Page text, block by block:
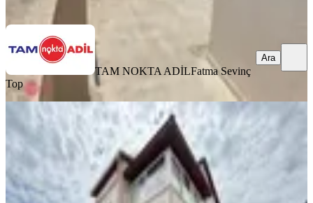
Ara
TAM NOKTA ADİLFatma Sevinç
Top
Ara
Yeni Foça Donatkent'te Kapanmaz
Deniz Manzaralı Müstakil Yazlık
İzmir, Foça
3+1·150 m²· 1. Kat ·11.07.2026